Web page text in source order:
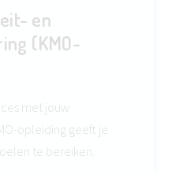
en
(KMO-
met jouw
opleiding geeft je
te bereiken.